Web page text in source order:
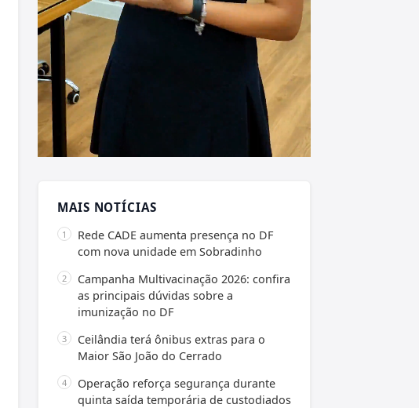
MAIS NOTÍCIAS
Rede CADE aumenta presença no DF
com nova unidade em Sobradinho
Campanha Multivacinação 2026: confira
as principais dúvidas sobre a
imunização no DF
Ceilândia terá ônibus extras para o
Maior São João do Cerrado
Operação reforça segurança durante
quinta saída temporária de custodiados